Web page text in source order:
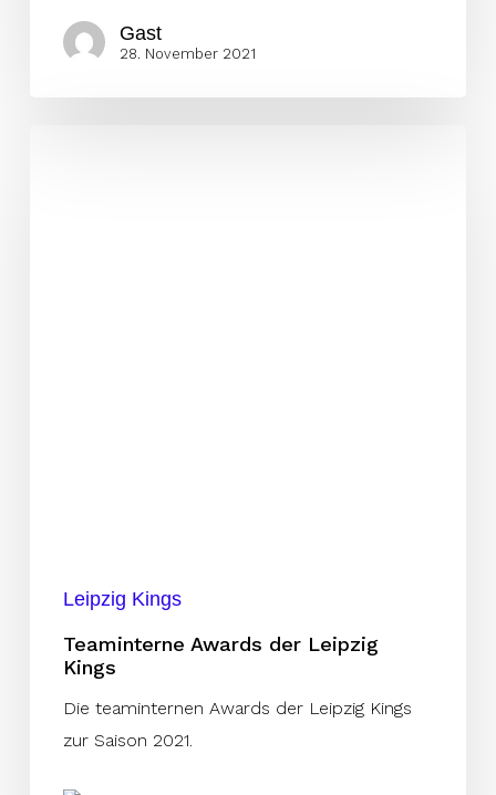
Gast
28. November 2021
Leipzig Kings
Teaminterne Awards der Leipzig
Kings
Die teaminternen Awards der Leipzig Kings
zur Saison 2021.